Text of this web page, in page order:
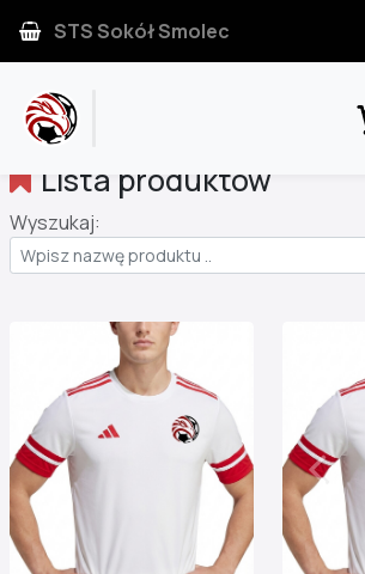
STS Sokół Smolec
Lista produktów
Wyszukaj: